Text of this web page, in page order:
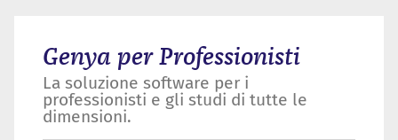
Genya per Professionisti
La soluzione software per i
professionisti e gli studi di tutte le
dimensioni.